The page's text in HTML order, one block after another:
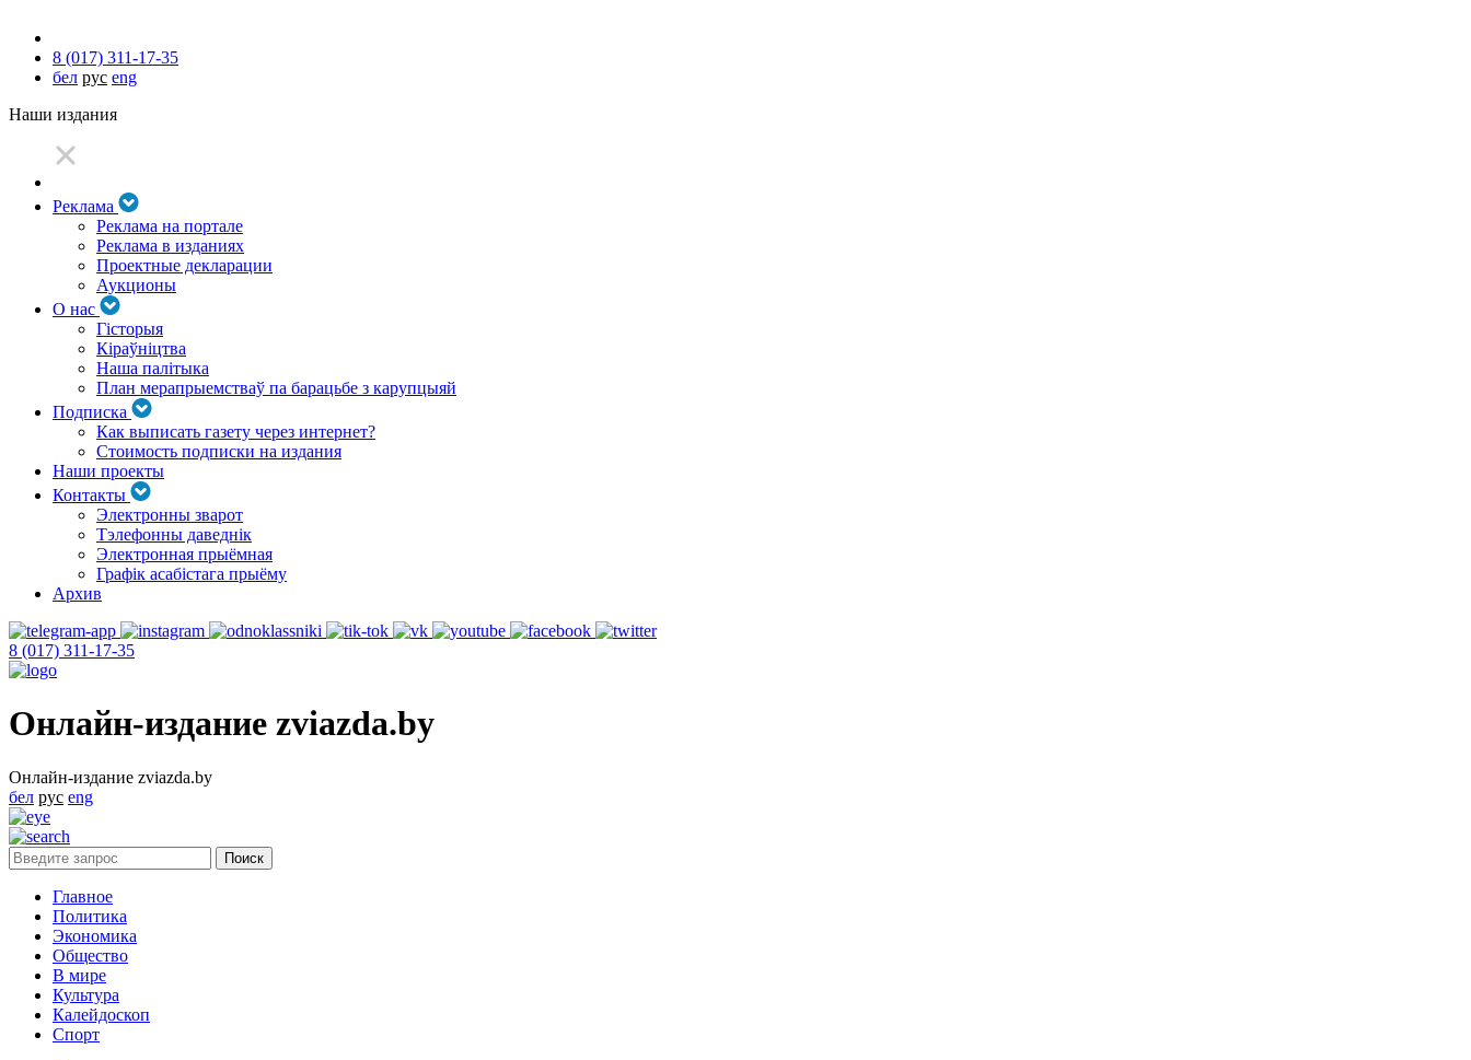
8 (017) 311-17-35
бел рус eng
Наши издания
Реклама
Реклама на портале
Реклама в изданиях
Проектные декларации
Аукционы
О нас
Гісторыя
Кіраўніцтва
Наша палітыка
План мерапрыемстваў па барацьбе з карупцыяй
Подписка
Как выписать газету через интернет?
Стоимость подписки на издания
Наши проекты
Контакты
Электронны зварот
Тэлефонны даведнік
Электронная прыёмная
Графік асабістага прыёму
Архив
8 (017) 311-17-35
Онлайн-издание zviazda.by
Онлайн-издание zviazda.by
бел рус eng
Главное
Политика
Экономика
Общество
В мире
Культура
Калейдоскоп
Спорт